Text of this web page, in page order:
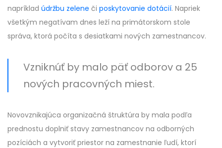
napríklad údržbu zelene či poskytovanie dotácií. Napriek
všetkým negatívam dnes leží na primátorskom stole
správa, ktorá počíta s desiatkami nových zamestnancov.
Vzniknúť by malo päť odborov a 25
nových pracovných miest.
Novovznikajúca organizačná štruktúra by mala podľa
prednostu doplniť stavy zamestnancov na odborných
pozíciách a vytvoriť priestor na zamestnanie ľudí, ktorí